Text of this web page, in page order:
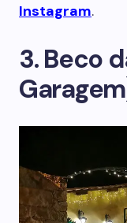
Instagram.
3. Beco